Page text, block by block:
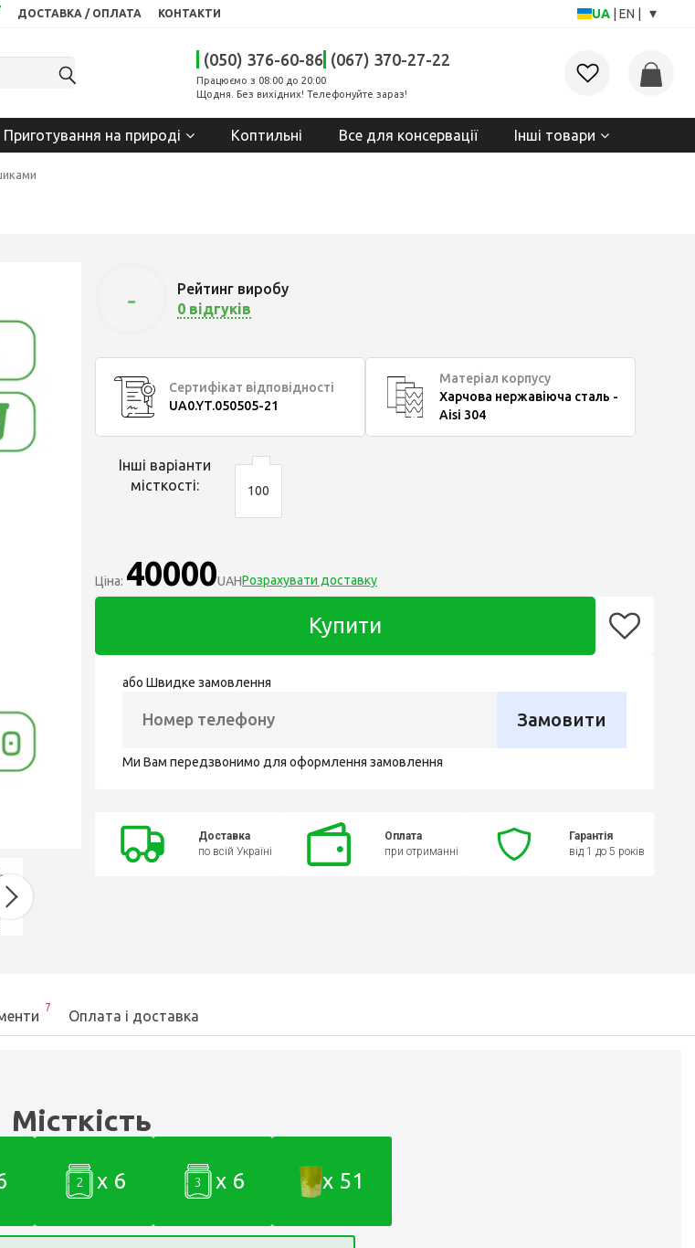
ДОСТАВКА / ОПЛАТА КОНТАКТИ UA EN ▾
(050) 376-60-86 (067) 370-27-22
Працюємо з 08:00 до 20:00
Щодня. Без вихідних! Телефонуйте зараз!
Приготування на природі Коптильні Все для консервації Інші товари
-
Рейтинг виробу
0 відгуків
Сертифікат відповідності
UA0.YT.050505-21
Матеріал корпусу
Харчова нержавіюча сталь -
Aisi 304
Інші варіанти
місткості:
100
Ціна: 40000UAHРозрахувати доставку
Купити
або Швидке замовлення
Замовити
Ми Вам передзвонимо для оформлення замовлення
Доставка
по всій Україні
Оплата
при отриманні
Гарантія
від 1 до 5 років
7
Оплата і доставка
Місткість
2 x 6 3 x 6 x 51